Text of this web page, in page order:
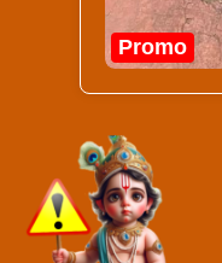
Promo